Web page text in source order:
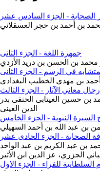
الصحابة - الجزء السادس عشر
بن أحمد بن حجر العسقلاني
جمهرة اللغة - الجزء الثانى
محمد بن الحسن بن دريد الأزدي
في الرسم - الجزء الثانى
بن مهدي الخطيب البغدادي
معاني الآثار - الجزء الثالث
حسين الغيتابى الحنفى بدر
الدين العينى
النبوية - الجزء الخامس
بن عبد الله بن أحمد السهيلي
الصحابة - الجزء الحادى عشر
بن عبد الكريم بن عبد الواحد
الجزري، عز الدين ابن الأثير
السلطانية للفراء - الجزء الاول